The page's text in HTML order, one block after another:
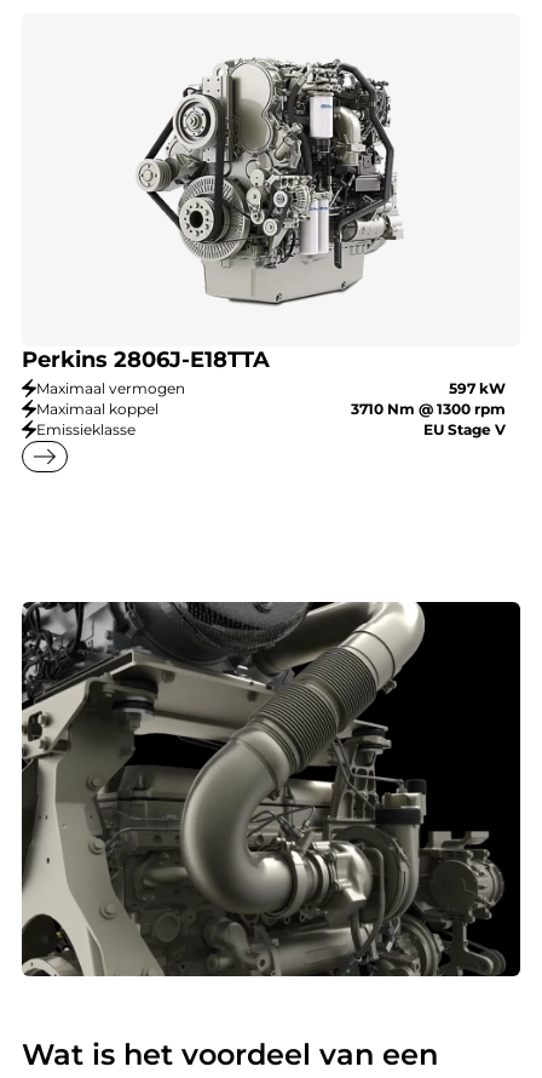
Perkins 2806J-E18TTA
Maximaal vermogen
597 kW
Maximaal koppel
3710 Nm @ 1300 rpm
Emissieklasse
EU Stage V
east
Wat is het voordeel van een